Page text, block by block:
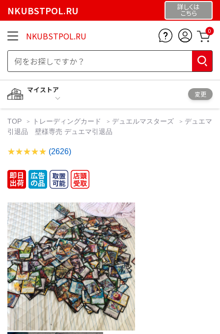
NKUBSTPOL.RU 詳しくは
こちら
NKUBSTPOL.RU 0
マイストア
変更
TOP トレーディングカード デュエルマスターズ
デュエマ
引退品 壁様専売 デュエマ引退品
(2626)